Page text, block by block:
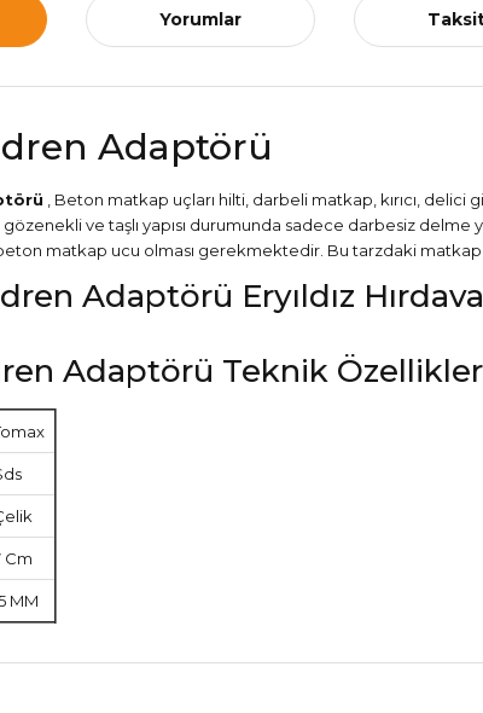
Yorumlar
Adaptörü
, Beton matkap uçları hilti, darbeli matkap, kırıcı,
ve taşlı yapısı durumunda sadece darbesiz
matkap ucu olması gerekmektedir. Bu tarzdaki matkap
Adaptörü Teknik
Cm
MM